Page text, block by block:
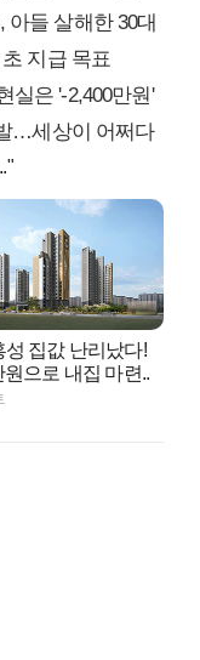
들 살해한 30대
지급 목표
실은 '-2,400만원'
…세상이 어쩌다
성 집값 난리났다!
으로 내집 마련..